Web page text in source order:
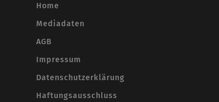
Home
Mediadaten
AGB
Impressum
Datenschutzerklärung
Haftungsausschluss